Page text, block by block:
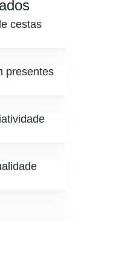
cestas
presentes